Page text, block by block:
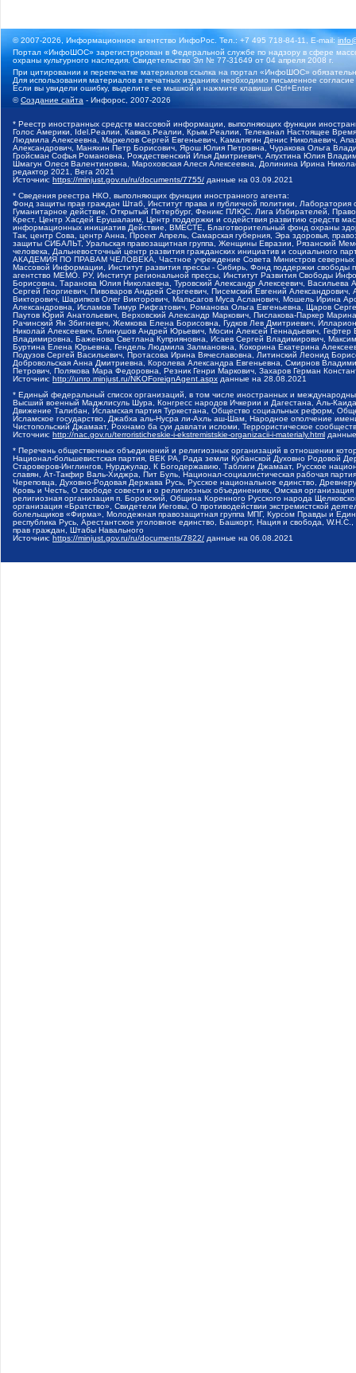
© 2007-2026, Информационное агентство ИнфоРос. Тел.: +7 495 718-84-11, E-mail:
Портал «ИнфоШОС» зарегистрирован в Федеральной службе по надзору в сфере
охраны культурного наследия. Свидетельство Эл № 77-31649 от 04 апреля 2008 г.
При цитировании и перепечатке материалов ссылка на портал «ИнфоШОС»
Для использования материалов в печатных изданиях необходимо письменное
Если вы увидели ошибку, выделите ее мышкой и нажмите клавиши Ctrl+Enter
©Создание сайта - Инфорос, 2007-2026
* Реестр иностранных средств массовой информации, выполняющих функции
Голос Америки, Idel.Реалии, Кавказ.Реалии, Крым.Реалии, Телеканал Настоящее
Людмила Алексеевна, Маркелов Сергей Евгеньевич, Камалягин Денис Николаевич,
Александрович, Маняхин Петр Борисович, Ярош Юлия Петровна, Чуракова Ольга
Гройсман Софья Романовна, Рождественский Илья Дмитриевич, Апухтина Юлия
Шмагун Олеся Валентиновна, Мароховская Алеся Алексеевна, Долинина Ирина
редактор 2021, Вега 2021
Источник: https://minjust.gov.ru/ru/documents/7755/ данные на 03.09.2021
* Сведения реестра НКО, выполняющих функции иностранного агента:
Фонд защиты прав граждан Штаб, Институт права и публичной политики,
Гуманитарное действие, Открытый Петербург, Феникс ПЛЮС, Лига Избирателей,
Крест, Центр Хасдей Ерушалаим, Центр поддержки и содействия развитию средств
информационных инициатив Действие, ВМЕСТЕ, Благотворительный фонд охраны
Так, центр Сова, центр Анна, Проект Апрель, Самарская губерния, Эра здоровья,
защиты СИБАЛЬТ, Уральская правозащитная группа, Женщины Евразии, Рязанский
человека, Дальневосточный центр развития гражданских инициатив и социального
АКАДЕМИЯ ПО ПРАВАМ ЧЕЛОВЕКА, Частное учреждение Совета Министров северных
Массовой Информации, Институт развития прессы - Сибирь, Фонд поддержки
агентство МЕМО. РУ, Институт региональной прессы, Институт Развития Свободы
Борисовна, Таранова Юлия Николаевна, Туровский Александр Алексеевич,
Сергей Георгиевич, Пивоваров Андрей Сергеевич, Писемский Евгений
Викторович, Шарипков Олег Викторович, Мальсагов Муса Асланович, Мошель Ирина
Александровна, Исламов Тимур Рифгатович, Романова Ольга Евгеньевна, Щаров
Паутов Юрий Анатольевич, Верховский Александр Маркович, Пислакова-Паркер
Рачинский Ян Збигневич, Жемкова Елена Борисовна, Гудков Лев Дмитриевич,
Николай Алексеевич, Блинушов Андрей Юрьевич, Мосин Алексей Геннадьевич,
Владимировна, Баженова Светлана Куприяновна, Исаев Сергей Владимирович,
Буртина Елена Юрьевна, Гендель Людмила Залмановна, Кокорина Екатерина
Подузов Сергей Васильевич, Протасова Ирина Вячеславовна, Литинский Леонид
Добровольская Анна Дмитриевна, Королева Александра Евгеньевна, Смирнов
Петрович, Полякова Мара Федоровна, Резник Генри Маркович, Захаров Герман
Источник: http://unro.minjust.ru/NKOForeignAgent.aspx данные на 28.08.2021
* Единый федеральный список организаций, в том числе иностранных и
Высший военный Маджлисуль Шура, Конгресс народов Ичкерии и Дагестана, Аль-
Движение Талибан, Исламская партия Туркестана, Общество социальных реформ,
Исламское государство, Джабха аль-Нусра ли-Ахль аш-Шам, Народное ополчение
Чистопольский Джамаат, Рохнамо ба суи давлати исломи, Террористическое
Источник: http://nac.gov.ru/terroristicheskie-i-ekstremistskie-organizacii-i-materialy.html
* Перечень общественных объединений и религиозных организаций в отношении
Национал-большевистская партия, ВЕК РА, Рада земли Кубанской Духовно Родовой
Староверов-Инглингов, Нурджулар, К Богодержавию, Таблиги Джамаат, Русское
славян, Ат-Такфир Валь-Хиджра, Пит Буль, Национал-социалистическая рабочая
Череповца, Духовно-Родовая Держава Русь, Русское национальное единство,
Кровь и Честь, О свободе совести и о религиозных объединениях, Омская
религиозная организация п. Боровский, Община Коренного Русского народа
организация «Братство», Свидетели Иеговы, О противодействии экстремистской
болельщиков «Фирма», Молодежная правозащитная группа МПГ, Курсом Правды и
республика Русь, Арестантское уголовное единство, Башкорт, Нация и свобода,
прав граждан, Штабы Навального
Источник: https://minjust.gov.ru/ru/documents/7822/ данные на 06.08.2021